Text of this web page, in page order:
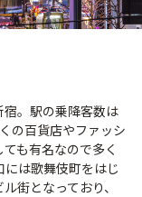
。駅の乗降客数は
の百貨店やファッシ
も有名なので多く
は歌舞伎町をはじ
街となっており、